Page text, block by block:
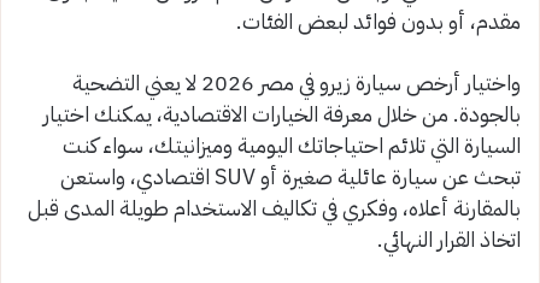
مقدم، أو بدون فوائد لبعض الفئات.
واختيار أرخص سيارة زيرو في مصر 2026 لا يعني التضحية
بالجودة. من خلال معرفة الخيارات الاقتصادية، يمكنك اختيار
السيارة التي تلائم احتياجاتك اليومية وميزانيتك، سواء كنت
تبحث عن سيارة عائلية صغيرة أو SUV اقتصادي، واستعن
بالمقارنة أعلاه، وفكري في تكاليف الاستخدام طويلة المدى قبل
اتخاذ القرار النهائي.